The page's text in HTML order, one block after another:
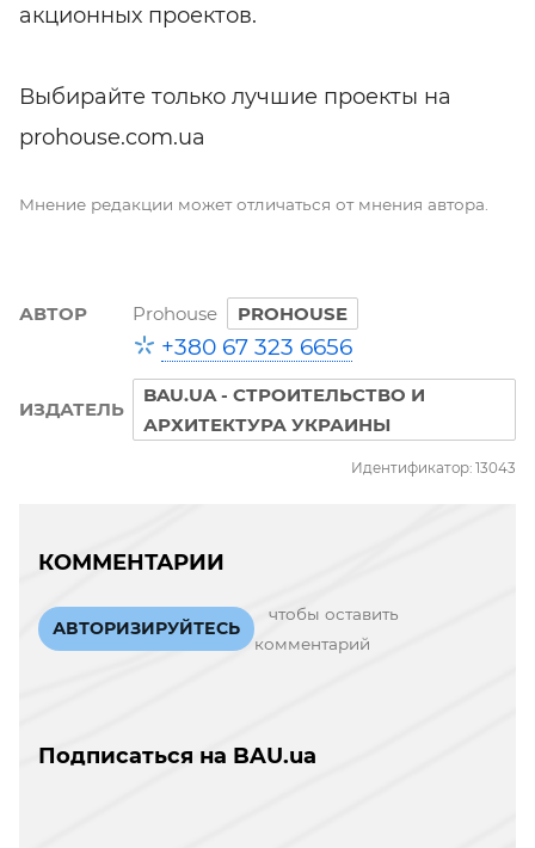
акционных проектов.
Выбирайте только лучшие проекты на
prohouse.com.ua
Мнение редакции может отличаться от мнения автора.
АВТОР Prohouse PROHOUSE
+380 67 323 6656
ИЗДАТЕЛЬ
BAU.UA - СТРОИТЕЛЬСТВО И
АРХИТЕКТУРА УКРАИНЫ
Идентификатор: 13043
КОММЕНТАРИИ
АВТОРИЗИРУЙТЕСЬ
чтобы оставить
комментарий
Подписаться на BAU.ua